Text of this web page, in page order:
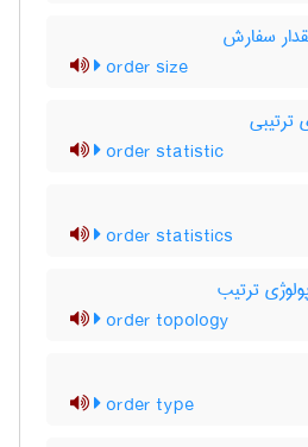
سفارش
order size
ترتیبی
order statistic
order statistics
ترتیب
order topology
order type